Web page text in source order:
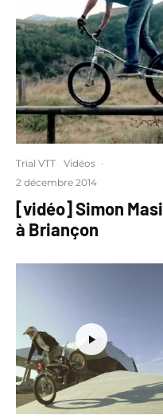
Trial VTT Vidéos ·
2 décembre 2014
[vidéo] Simon Masi
à Briançon